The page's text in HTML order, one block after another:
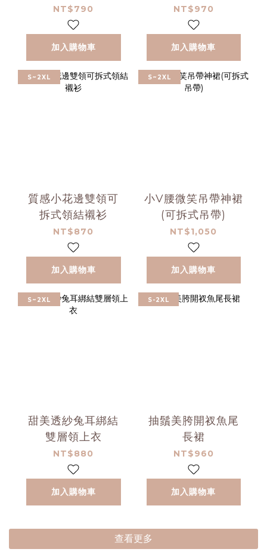
NT$790
加入購物車
NT$970
加入購物車
S~2XL
質感小花邊雙領可
拆式領結襯衫
NT$870
加入購物車
S~2XL
小V腰微笑吊帶神裙
(可拆式吊帶)
NT$1,050
加入購物車
S~2XL
甜美透紗兔耳綁結
雙層領上衣
NT$880
加入購物車
S-2XL
抽鬚美胯開衩魚尾
長裙
NT$960
加入購物車
查看更多